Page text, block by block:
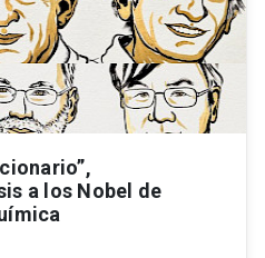
a los Nobel de